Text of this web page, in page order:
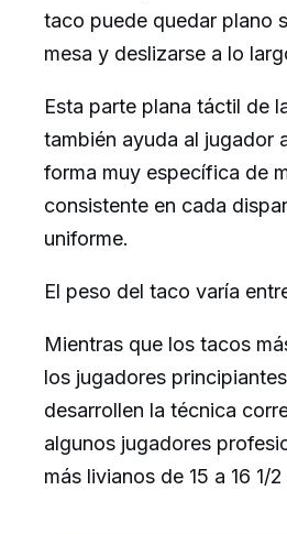
taco puede quedar plano
mesa y deslizarse a lo
Esta parte plana táctil de
también ayuda al jugador
forma muy específica de
consistente en cada
uniforme.
El peso del taco varía
Mientras que los tacos
los jugadores
desarrollen la técnica
algunos jugadores
más livianos de 15 a 16 1/